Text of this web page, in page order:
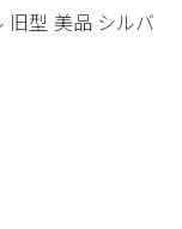
旧型 美品 シルバ